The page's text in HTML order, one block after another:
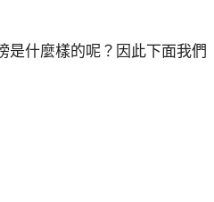
是什麼樣的呢？因此下面我們